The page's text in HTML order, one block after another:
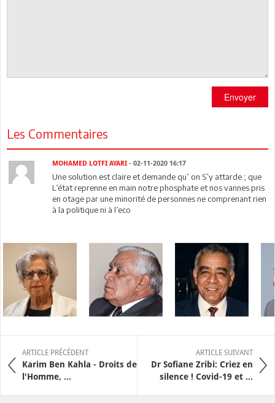
Envoyer
Les Commentaires
MOHAMED LOTFI AYARI- 02-11-2020 16:17
Une solution est claire et demande qu’ on S’y attarde ; que
L’état reprenne en main notre phosphate et nos vannes pris
en otage par une minorité de personnes ne comprenant rien
à la politique ni à l’eco
ARTICLE PRÉCÉDENT
Karim Ben Kahla - Droits de
l'Homme, ...
ARTICLE SUIVANT
Dr Sofiane Zribi: Criez en
silence ! Covid-19 et ...